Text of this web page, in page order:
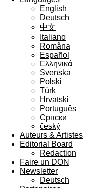
English
Deutsch
中文
Italiano
Româna
Español
Ελληνικά
Svenska
Polski
Türk
Hrvatski
Português
Cрпски
český
Auteurs & Artistes
Editorial Board
Redaction
Faire un DON
Newsletter
Deutsch